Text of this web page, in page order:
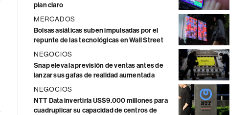
plan claro
MERCADOS
Bolsas asiáticas suben impulsadas por el
repunte de las tecnológicas en Wall Street
NEGOCIOS
Snap eleva la previsión de ventas antes de
lanzar sus gafas de realidad aumentada
NEGOCIOS
NTT Data invertiría US$9.000 millones para
cuadruplicar su capacidad de centros de